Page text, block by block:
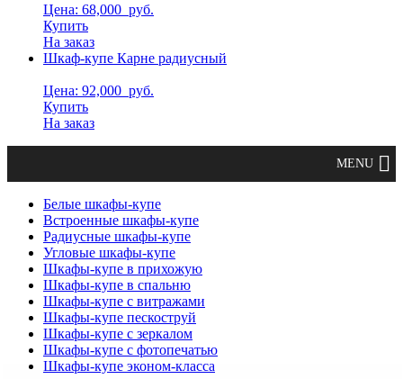
Цена: 68,000 руб.
Купить
На заказ
Шкаф-купе Карне радиусный
Цена: 92,000 руб.
Купить
На заказ
Белые шкафы-купе
Встроенные шкафы-купе
Радиусные шкафы-купе
Угловые шкафы-купе
Шкафы-купе в прихожую
Шкафы-купе в спальню
Шкафы-купе с витражами
Шкафы-купе пескоструй
Шкафы-купе с зеркалом
Шкафы-купе с фотопечатью
Шкафы-купе эконом-класса